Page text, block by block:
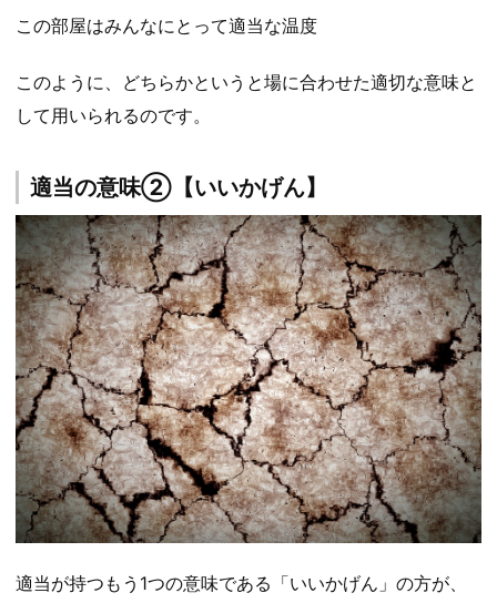
この部屋はみんなにとって適当な温度
このように、どちらかというと場に合わせた適切な意味と
して用いられるのです。
適当の意味②【いいかげん】
適当が持つもう1つの意味である「いいかげん」の方が、